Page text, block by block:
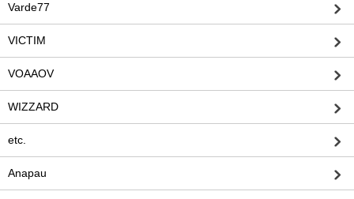
Varde77
VICTIM
VOAAOV
WIZZARD
etc.
Anapau